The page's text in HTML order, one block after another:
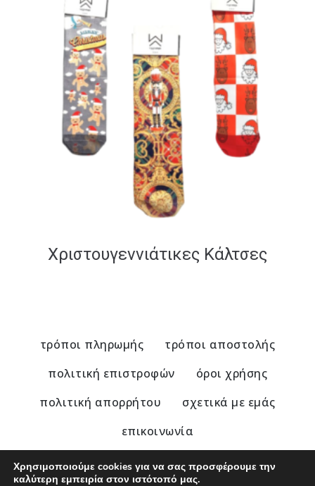
Χριστουγεννιάτικες Κάλτσες
τρόποι πληρωμής
τρόποι αποστολής
πολιτική επιστροφών
όροι χρήσης
πολιτική απορρήτου
σχετικά με εμάς
επικοινωνία
Χρησιμοποιούμε cookies για να σας προσφέρουμε την
καλύτερη εμπειρία στον ιστότοπό μας.